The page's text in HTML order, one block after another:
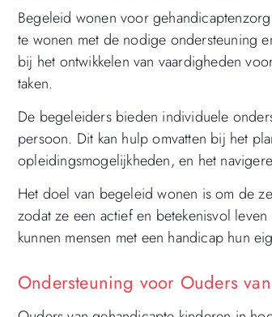
Begeleid wonen voor
te wonen met de nodige ondersteuning
bij het ontwikkelen van vaardigheden
taken.
De begeleiders bieden individuele
persoon. Dit kan hulp omvatten bij het
opleidingsmogelijkheden, en het
Het doel van begeleid wonen is om de
zodat ze een actief en betekenisvol
kunnen mensen met een handicap hun
Ondersteuning voor Ouders